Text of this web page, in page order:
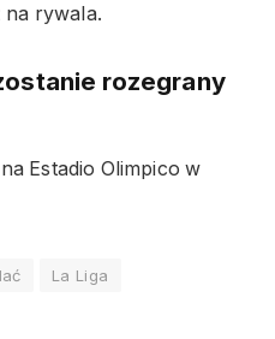
na rywala.
rozegrany
Estadio Olimpico w
La Liga